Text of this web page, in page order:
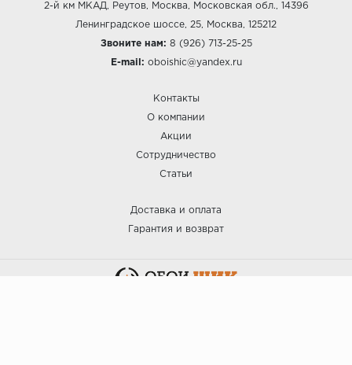
2-й км МКАД, Реутов, Москва, Московская обл., 14396
Ленинградское шоссе, 25, Москва, 125212
Звоните нам: 8 (926) 713-25-25
E-mail: oboishic@yandex.ru
Контакты
О компании
Акции
Сотрудничество
Статьи
Доставка и оплата
Гарантия и возврат